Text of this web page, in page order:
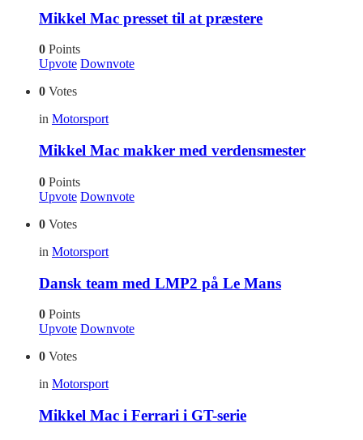
Mikkel Mac presset til at præstere
0 Points
Upvote Downvote
0 Votes
in Motorsport
Mikkel Mac makker med verdensmester
0 Points
Upvote Downvote
0 Votes
in Motorsport
Dansk team med LMP2 på Le Mans
0 Points
Upvote Downvote
0 Votes
in Motorsport
Mikkel Mac i Ferrari i GT-serie